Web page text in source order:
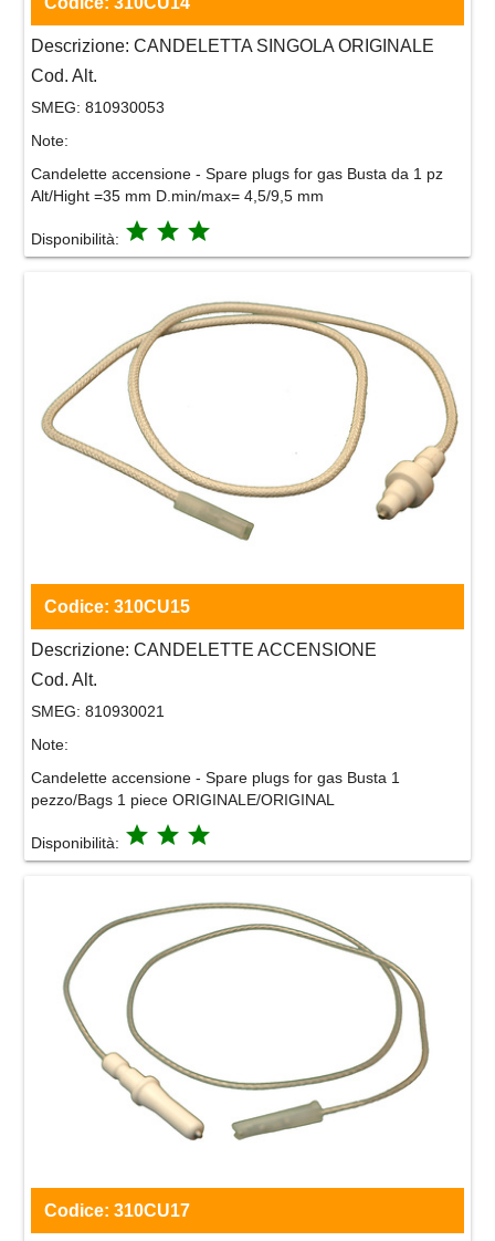
Descrizione: CANDELETTA SINGOLA ORIGINALE
Cod. Alt.
SMEG: 810930053
Note:
Candelette accensione - Spare plugs for gas Busta da 1 pz
Alt/Hight =35 mm D.min/max= 4,5/9,5 mm
Disponibilità: grade grade grade
Codice: 310CU15
Descrizione: CANDELETTE ACCENSIONE
Cod. Alt.
SMEG: 810930021
Note:
Candelette accensione - Spare plugs for gas Busta 1
pezzo/Bags 1 piece ORIGINALE/ORIGINAL
Disponibilità: grade grade grade
Codice: 310CU17